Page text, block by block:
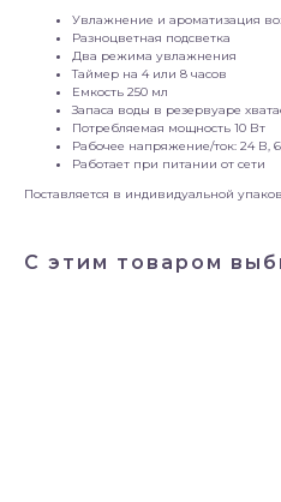
Увлажнение и ароматизация
Разноцветная подсветка
Два режима увлажнения
Таймер на 4 или 8 часов
Емкость 250 мл
Запаса воды в резервуаре
Потребляемая мощность 10 Вт
Рабочее напряжение/ток: 24 В,
Работает при питании от сети
Поставляется в индивидуальной
С этим товаром